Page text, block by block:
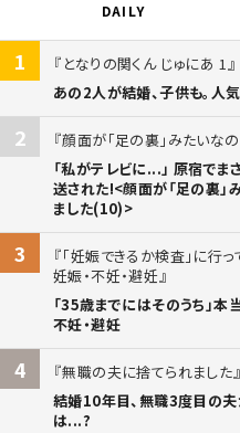
DAILY
1
となりの関くん じゅにあ 1
あの2人が結婚、子供も。人
2
顔面が「足の裏」みたいな
「私がテレビに...」 原宿で
送された!<顔面が「足の裏
ました(10)>
3
「妊娠できるか検査」に行
妊娠・不妊・避妊
「35歳までにはそのうち」
不妊・避妊
4
無職の夫に捨てられました
結婚10年目、無職3度目の夫
は...?